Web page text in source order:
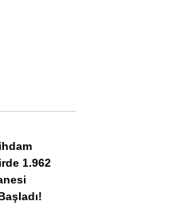
Robotu (Ön Lisans)
Robotu (Lise)
1.962